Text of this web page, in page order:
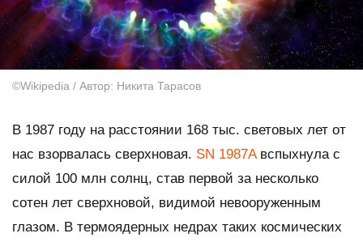
©Wikipedia / Автор: Никита Тарасов
В 1987 году на расстоянии 168 тыс. световых лет от
нас взорвалась сверхновая. SN 1987Aвспыхнула с
силой 100 млн солнц, став первой за несколько
сотен лет сверхновой, видимой невооруженным
глазом. В термоядерных недрах таких космических